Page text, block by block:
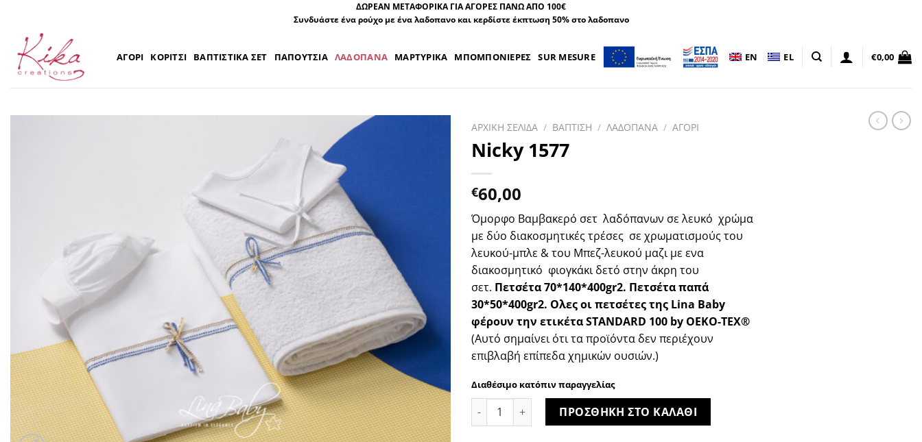
περιεχόμενο
ΔΩΡΕΑΝ ΜΕΤΑΦΟΡΙΚΑ ΓΙΑ ΑΓΟΡΕΣ ΠΑΝΩ ΑΠΟ 100€
Συνδυάστε ένα ρούχο με ένα λαδοπανο και κερδίστε έκπτωση 50% στο λαδοπανο
ΑΓΟΡΙ ΚΟΡΙΤΣΙ ΒΑΠΤΙΣΤΙΚΑ ΣΕΤ ΠΑΠΟΥΤΣΙΑ ΛΑΔΟΠΑΝΑ ΜΑΡΤΥΡΙΚΑ ΜΠΟΜΠΟΝΙΕΡΕΣ SUR MESURE EN EL €0,00
ΑΡΧΙΚΗ ΣΕΛΙΔΑ / ΒΑΠΤΙΣΗ / ΛΑΔΟΠΑΝΑ / ΑΓΟΡΙ
Nicky 1577
€60,00
Όμορφο Βαμβακερό σετ λαδόπανων σε λευκό χρώμα
με δύο διακοσμητικές τρέσες σε χρωματισμούς του
λευκού-μπλε & του Μπεζ-λευκού μαζι με ενα
διακοσμητικό φιογκάκι δετό στην άκρη του
σετ. Πετσέτα 70*140*400gr2. Πετσέτα παπά
30*50*400gr2. Ολες οι πετσέτες της Lina Baby
φέρουν την ετικέτα STANDARD 100 by OEKO-TEX®
(Αυτό σημαίνει ότι τα προϊόντα δεν περιέχουν
επιβλαβή επίπεδα χημικών ουσιών.)
Διαθέσιμο κατόπιν παραγγελίας
Nicky 1577 ποσότηταΠΡΟΣΘΗΚΗ ΣΤΟ ΚΑΛΑΘΙ